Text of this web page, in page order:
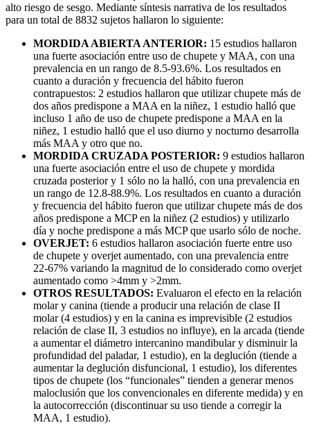
alto riesgo de sesgo. Mediante síntesis narrativa de los resultados
para un total de 8832 sujetos hallaron lo siguiente:
MORDIDA ABIERTA ANTERIOR: 15 estudios hallaron
una fuerte asociación entre uso de chupete y MAA, con una
prevalencia en un rango de 8.5-93.6%. Los resultados en
cuanto a duración y frecuencia del hábito fueron
contrapuestos: 2 estudios hallaron que utilizar chupete más de
dos años predispone a MAA en la niñez, 1 estudio halló que
incluso 1 año de uso de chupete predispone a MAA en la
niñez, 1 estudio halló que el uso diurno y nocturno desarrolla
más MAA y otro que no.
MORDIDA CRUZADA POSTERIOR: 9 estudios hallaron
una fuerte asociación entre el uso de chupete y mordida
cruzada posterior y 1 sólo no la halló, con una prevalencia en
un rango de 12.8-88.9%. Los resultados en cuanto a duración
y frecuencia del hábito fueron que utilizar chupete más de dos
años predispone a MCP en la niñez (2 estudios) y utilizarlo
día y noche predispone a más MCP que usarlo sólo de noche.
OVERJET: 6 estudios hallaron asociación fuerte entre uso
de chupete y overjet aumentado, con una prevalencia entre
22-67% variando la magnitud de lo considerado como overjet
aumentado como >4mm y >2mm.
OTROS RESULTADOS: Evaluaron el efecto en la relación
molar y canina (tiende a producir una relación de clase II
molar (4 estudios) y en la canina es imprevisible (2 estudios
relación de clase II, 3 estudios no influye), en la arcada (tiende
a aumentar el diámetro intercanino mandibular y disminuir la
profundidad del paladar, 1 estudio), en la deglución (tiende a
aumentar la deglución disfuncional, 1 estudio), los diferentes
tipos de chupete (los “funcionales” tienden a generar menos
maloclusión que los convencionales en diferente medida) y en
la autocorrección (discontinuar su uso tiende a corregir la
MAA, 1 estudio).